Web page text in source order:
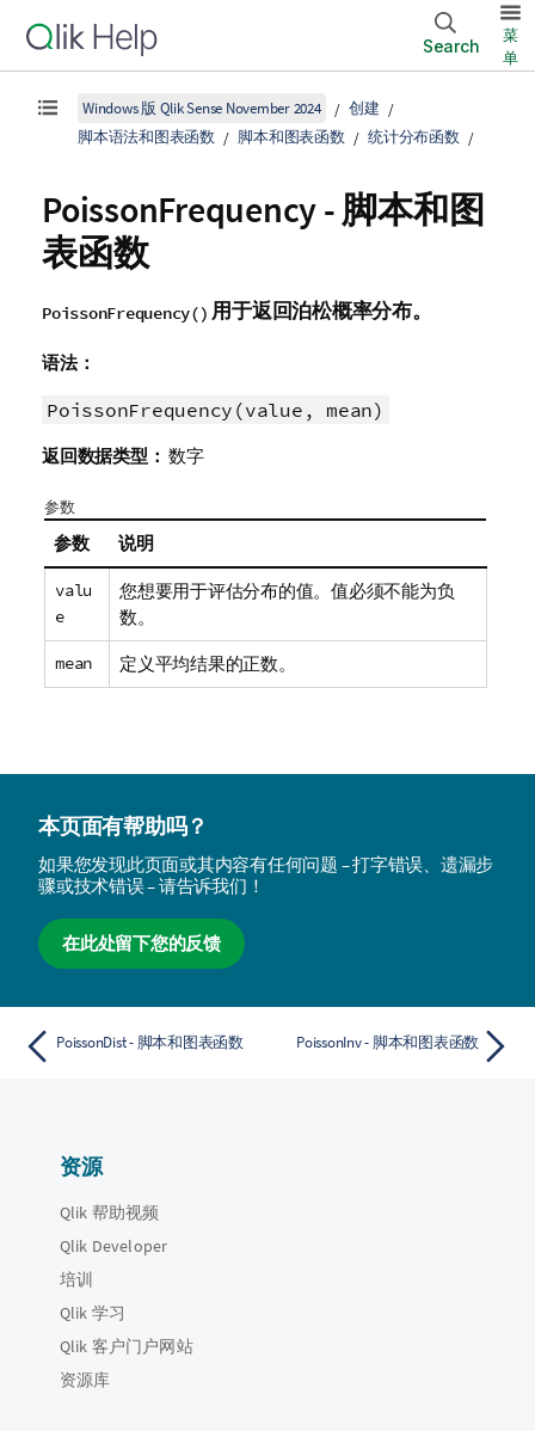
Search
菜
单
Windows 版 Qlik Sense November 2024
创建
脚本语法和图表函数
脚本和图表函数 统计分布函数
PoissonFrequency - 脚本和图
表函数
PoissonFrequency() 用于返回泊松概率分布。
语法：
PoissonFrequency(value, mean)
返回数据类型： 数字
参数
参数 说明
valu
e
您想要用于评估分布的值。值必须不能为负
数。
mean 定义平均结果的正数。
本页面有帮助吗？
如果您发现此页面或其内容有任何问题 – 打字错误、遗漏步
骤或技术错误 – 请告诉我们！
在此处留下您的反馈
PoissonDist - 脚本和图表函数 PoissonInv - 脚本和图表函数
资源
Qlik 帮助视频
Qlik Developer
培训
Qlik 学习
Qlik 客户门户网站
资源库